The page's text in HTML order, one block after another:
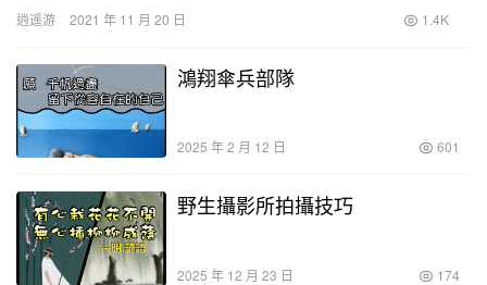
逍遥游 2021 年 11 月 20 日 1.4K
鴻翔傘兵部隊
2025 年 2 月 12 日 601
野生攝影所拍攝技巧
2025 年 12 月 23 日 174